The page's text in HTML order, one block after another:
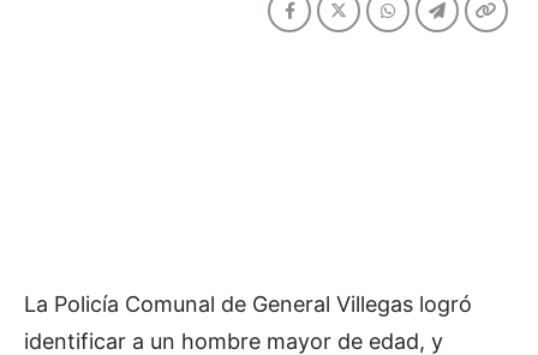
La Policía Comunal de General Villegas logró
identificar a un hombre mayor de edad, y